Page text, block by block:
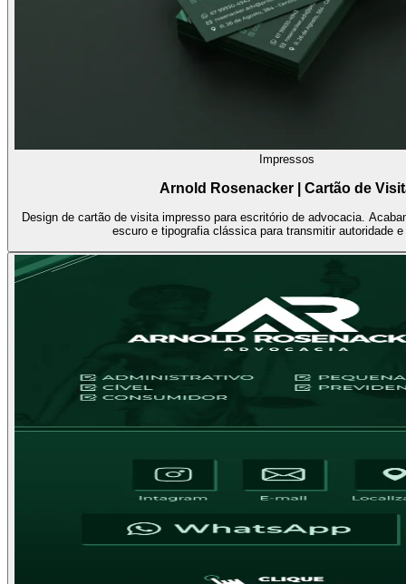
Impressos
Arnold Rosenacker | Cartão de
Design de cartão de visita impresso para escritório de advocacia.
escuro e tipografia clássica para transmitir autoridade